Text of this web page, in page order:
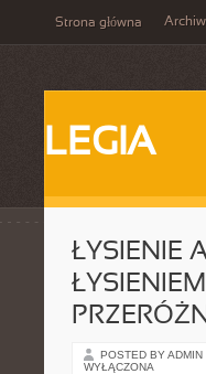
Strona główna
LEGIA
ŁYSIENIE
POSTED BY ADMIN
WYŁĄCZONA